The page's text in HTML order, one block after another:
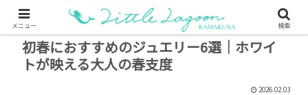
初春におすすめのジュエリー6選｜ホワイ
トが映える大人の春支度
2026.02.03
メニュー 検索